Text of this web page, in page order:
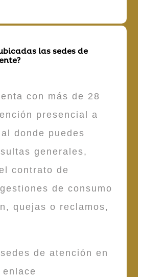
las sedes de
con más de 28
presencial a
donde puedes
generales,
contrato de
de consumo
quejas o reclamos,
de atención en